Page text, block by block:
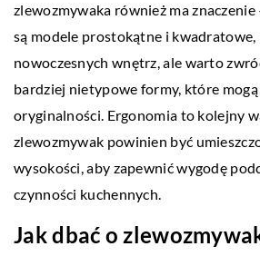
zlewozmywaka również ma
są modele prostokątne i
nowoczesnych wnętrz, ale warto
bardziej nietypowe formy, które
oryginalności. Ergonomia to kolejny
zlewozmywak powinien być
wysokości, aby zapewnić wygodę
czynności kuchennych.
Jak dbać o